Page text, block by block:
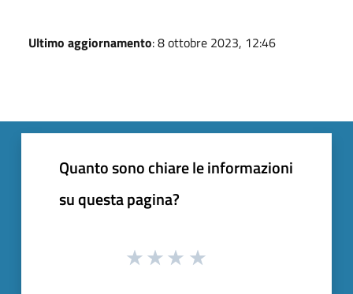
Ultimo aggiornamento: 8 ottobre 2023, 12:46
Quanto sono chiare le informazioni
su questa pagina?